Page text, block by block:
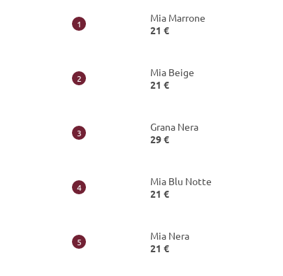
Mia Marrone
21 €
Mia Beige
21 €
Grana Nera
29 €
Mia Blu Notte
21 €
Mia Nera
21 €